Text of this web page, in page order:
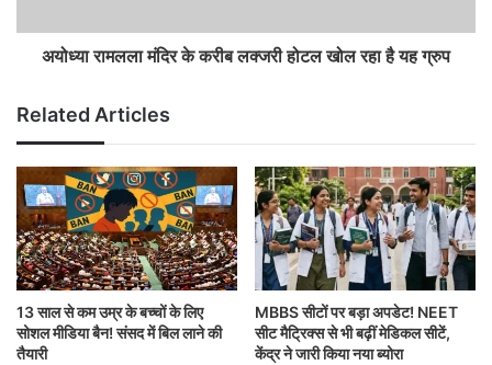
अयोध्या रामलला मंदिर के करीब लक्जरी होटल खोल रहा है यह ग्रुप
Related Articles
13 साल से कम उम्र के बच्चों के लिए
सोशल मीडिया बैन! संसद में बिल लाने की
तैयारी
MBBS सीटों पर बड़ा अपडेट! NEET
सीट मैट्रिक्स से भी बढ़ीं मेडिकल सीटें,
केंद्र ने जारी किया नया ब्योरा